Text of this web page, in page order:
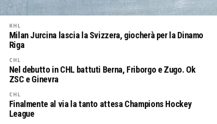
KHL
Milan Jurcina lascia la Svizzera, giocherà per la Dinamo
Riga
CHL
Nel debutto in CHL battuti Berna, Friborgo e Zugo. Ok
ZSC e Ginevra
CHL
Finalmente al via la tanto attesa Champions Hockey
League